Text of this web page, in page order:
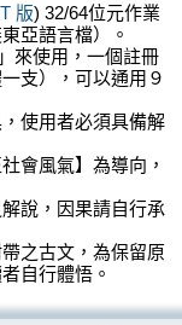
版) 32/64位元作業
亞語言檔）。
來使用，一個註冊
支），可以通用９
使用者必須具備解
會風氣】為導向，
說，因果請自行承
之古文，為保留原
自行體悟。